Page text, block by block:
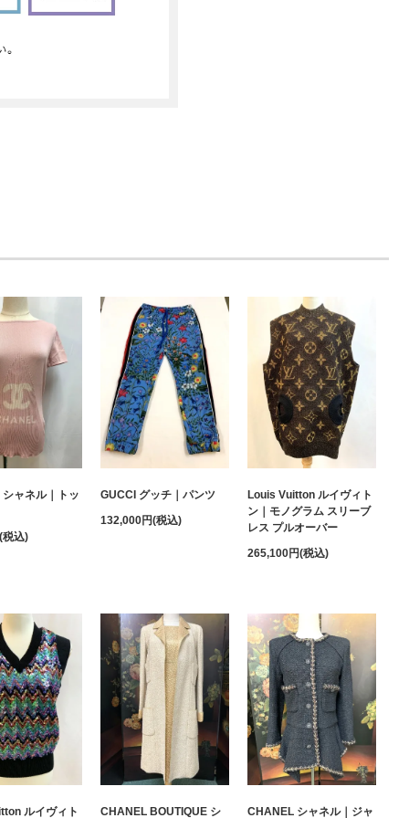
ャネル｜トッ
税込)
GUCCI グッチ｜パンツ
132,000円(税込)
Louis Vuitton ルイヴィト
ン｜モノグラム スリーブ
レス プルオーバー
265,100円(税込)
ルイヴィト CHANEL BOUTIQUE シ CHANEL シャネル｜ジャ